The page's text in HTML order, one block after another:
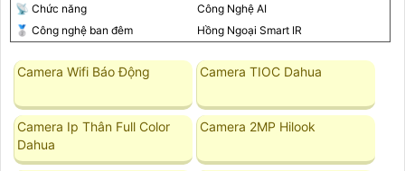
📡 Chức năng
Công Nghệ AI
🥈️ Công nghệ ban đêm
Hồng Ngoại Smart IR
Camera Wifi Báo Động Camera TIOC Dahua
Camera Ip Thân Full Color
Dahua
Camera 2MP Hilook